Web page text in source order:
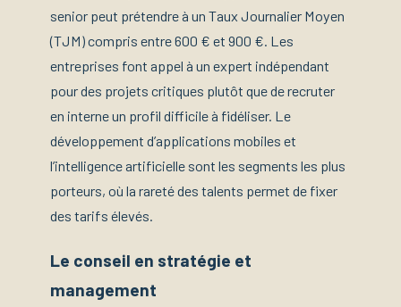
senior peut prétendre à un Taux Journalier Moyen
(TJM) compris entre 600 € et 900 €. Les
entreprises font appel à un expert indépendant
pour des projets critiques plutôt que de recruter
en interne un profil difficile à fidéliser. Le
développement d’applications mobiles et
l’intelligence artificielle sont les segments les plus
porteurs, où la rareté des talents permet de fixer
des tarifs élevés.
Le conseil en stratégie et
management